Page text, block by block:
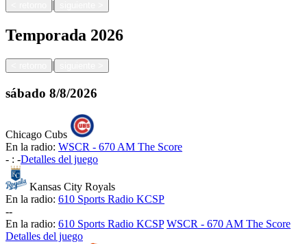
|
Temporada 2026
|
sábado 8/8/2026
Chicago Cubs
En la radio: WSCR - 670 AM The Score
- : -Detalles del juego
Kansas City Royals
En la radio: 610 Sports Radio KCSP
--
En la radio: 610 Sports Radio KCSP WSCR - 670 AM The Score
Detalles del juego